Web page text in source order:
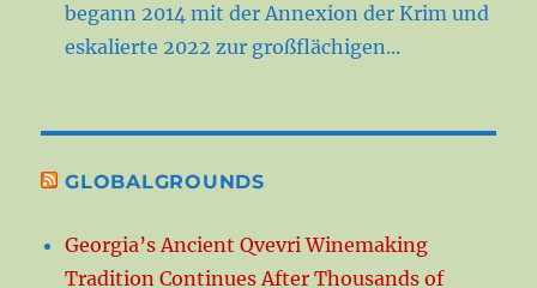
begann 2014 mit der Annexion der Krim und
eskalierte 2022 zur großflächigen...
GLOBALGROUNDS
Georgia’s Ancient Qvevri Winemaking
Tradition Continues After Thousands of